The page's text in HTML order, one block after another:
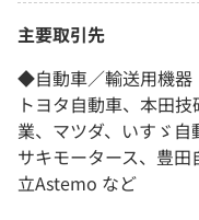
主要取引先
◆自動車／輸送用機器
トヨタ自動車、本田
業、マツダ、いすゞ
サキモータース、豊
立Astemo など